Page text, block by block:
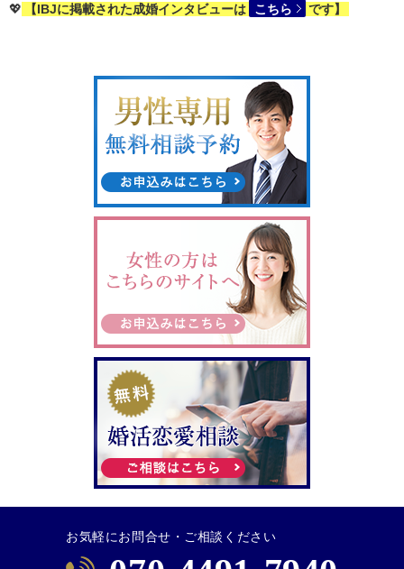
💖 【IBJに掲載された成婚インタビューは こちら です】
お気軽にお問合せ・ご相談ください